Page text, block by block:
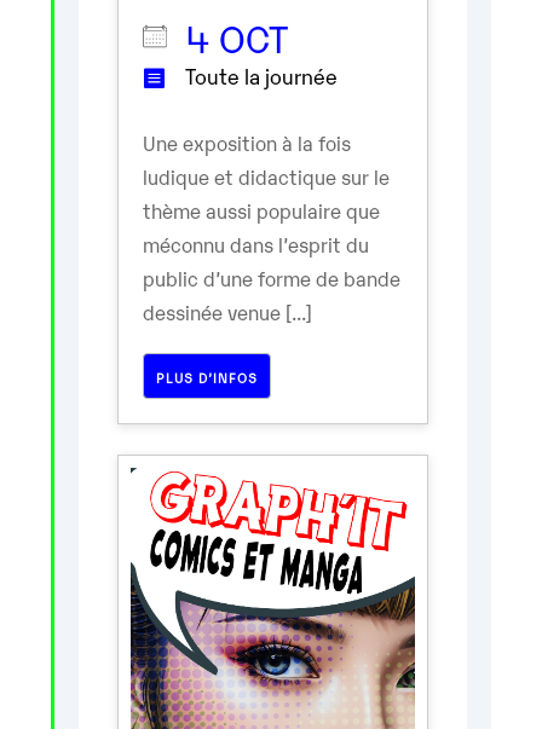
4 OCT
Toute la journée
Une exposition à la fois
ludique et didactique sur le
thème aussi populaire que
méconnu dans l’esprit du
public d’une forme de bande
dessinée venue [...]
PLUS D’INFOS